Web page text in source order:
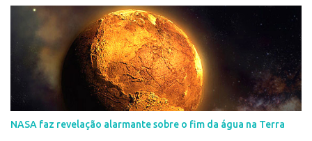
NASA faz revelação alarmante sobre o fim da água na Terra